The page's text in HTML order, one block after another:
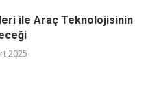
ile Araç Teknolojisinin
2025